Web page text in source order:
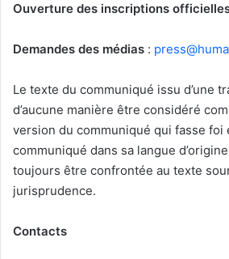
Ouverture des inscriptions
Demandes des médias :
Le texte du communiqué issu d’une
d’aucune manière être considéré
version du communiqué qui fasse foi
communiqué dans sa langue
toujours être confrontée au texte
jurisprudence.
Contacts